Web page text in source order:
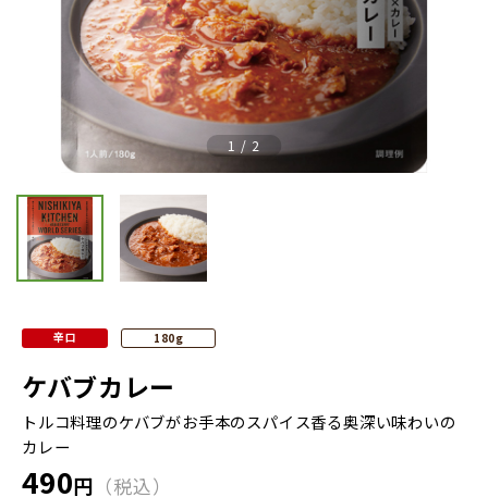
1 / 2
辛口 180g
ケバブカレー
トルコ料理のケバブがお手本のスパイス香る奥深い味わいの
カレー
490円 税込